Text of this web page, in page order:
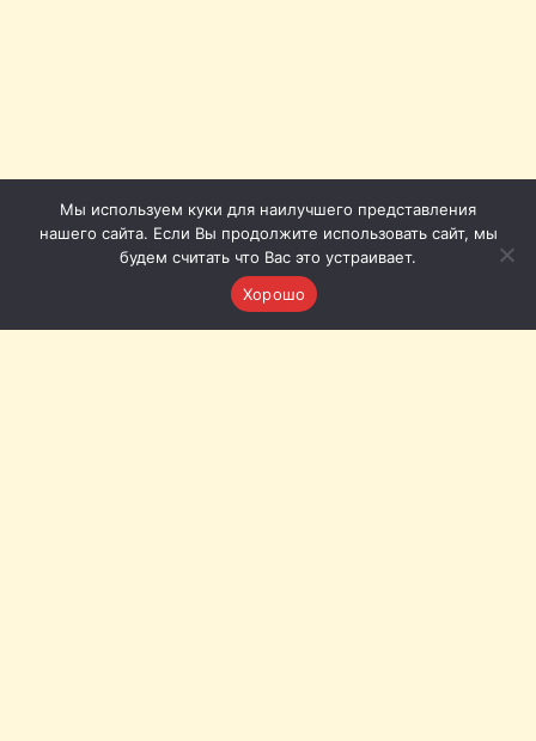
Мы используем куки для наилучшего представления
нашего сайта. Если Вы продолжите использовать сайт, мы
будем считать что Вас это устраивает.
Хорошо